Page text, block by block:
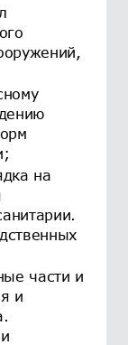
на
части и
и